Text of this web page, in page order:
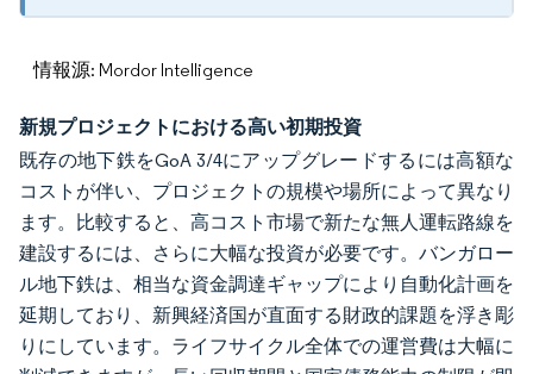
情報源: Mordor Intelligence
新規プロジェクトにおける高い初期投資
既存の地下鉄をGoA 3/4にアップグレードするには高額な
コストが伴い、プロジェクトの規模や場所によって異なり
ます。比較すると、高コスト市場で新たな無人運転路線を
建設するには、さらに大幅な投資が必要です。バンガロー
ル地下鉄は、相当な資金調達ギャップにより自動化計画を
延期しており、新興経済国が直面する財政的課題を浮き彫
りにしています。ライフサイクル全体での運営費は大幅に